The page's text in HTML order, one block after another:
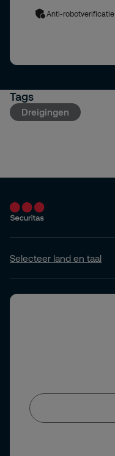
Anti-robotverificatie
Tags
Dreigingen
Selecteer land en taal